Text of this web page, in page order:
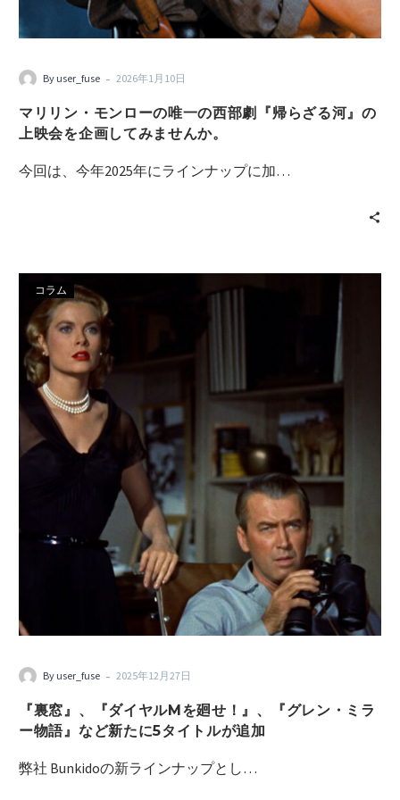
By user_fuse - 2026年1月10日
マリリン・モンローの唯一の西部劇『帰らざる河』の
上映会を企画してみませんか。
今回は、今年2025年にラインナップに加…
コラム
By user_fuse - 2025年12月27日
『裏窓』、『ダイヤルMを廻せ！』、『グレン・ミラ
ー物語』など新たに5タイトルが追加
弊社 Bunkidoの新ラインナップとし…